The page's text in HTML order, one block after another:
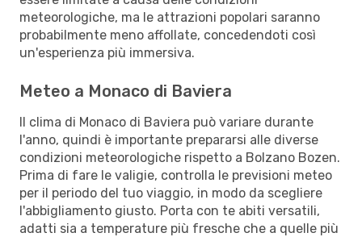
meteorologiche, ma le attrazioni popolari saranno
probabilmente meno affollate, concedendoti così
un'esperienza più immersiva.
Meteo a Monaco di Baviera
Il clima di Monaco di Baviera può variare durante
l'anno, quindi è importante prepararsi alle diverse
condizioni meteorologiche rispetto a Bolzano Bozen.
Prima di fare le valigie, controlla le previsioni meteo
per il periodo del tuo viaggio, in modo da scegliere
l'abbigliamento giusto. Porta con te abiti versatili,
adatti sia a temperature più fresche che a quelle più